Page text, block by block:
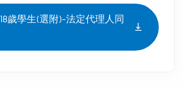
歲學生(選附)-法定代理人同